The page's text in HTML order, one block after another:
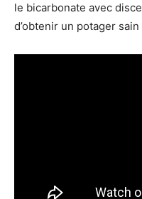
le bicarbonate avec
d’obtenir un potager